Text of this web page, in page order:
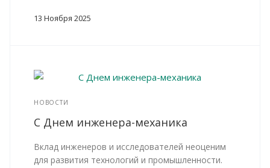
13 Ноября 2025
НОВОСТИ
С Днем инженера-механика
Вклад инженеров и исследователей неоценим
для развития технологий и промышленности.